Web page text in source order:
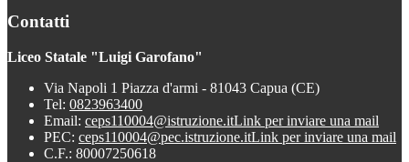
Contatti
Liceo Statale "Luigi Garofano"
Via Napoli 1 Piazza d'armi - 81043 Capua (CE)
Tel: 0823963400
Email: ceps110004@istruzione.itLink per inviare una mail
PEC: ceps110004@pec.istruzione.itLink per inviare una mail
C.F.: 80007250618